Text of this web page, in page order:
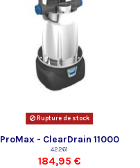
Rupture de stock
ProMax - ClearDrain 11000
42261
184,95 €